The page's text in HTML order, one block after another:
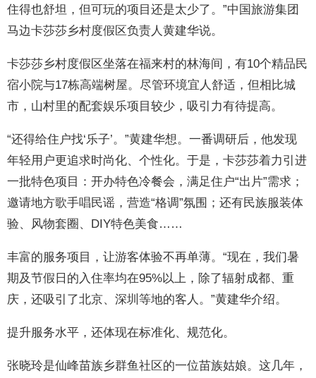
住得也舒坦，但可玩的项目还是太少了。”中国旅游集团
马边卡莎莎乡村度假区负责人黄建华说。
卡莎莎乡村度假区坐落在福来村的林海间，有10个精品民
宿小院与17栋高端树屋。尽管环境宜人舒适，但相比城
市，山村里的配套娱乐项目较少，吸引力有待提高。
“还得给住户找‘乐子’。”黄建华想。一番调研后，他发现
年轻用户更追求时尚化、个性化。于是，卡莎莎着力引进
一批特色项目：开办特色冷餐会，满足住户“出片”需求；
邀请地方歌手唱民谣，营造“格调”氛围；还有民族服装体
验、风物套圈、DIY特色美食……
丰富的服务项目，让游客体验不再单薄。“现在，我们暑
期及节假日的入住率均在95%以上，除了辐射成都、重
庆，还吸引了北京、深圳等地的客人。”黄建华介绍。
提升服务水平，还体现在标准化、规范化。
张晓玲是仙峰苗族乡群鱼社区的一位苗族姑娘。这几年，